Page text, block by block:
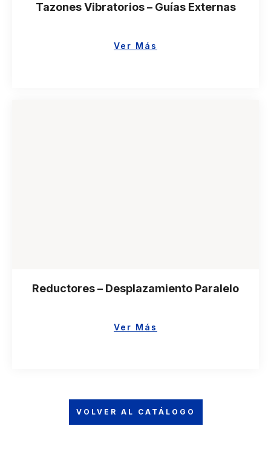
Tazones Vibratorios – Guías Externas
Ver Más
Reductores – Desplazamiento Paralelo
Ver Más
VOLVER AL CATÁLOGO